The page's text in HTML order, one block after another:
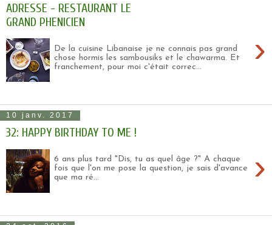
ADRESSE - RESTAURANT LE
GRAND PHENICIEN
›
De la cuisine Libanaise je ne connais pas grand
chose hormis les sambousiks et le chawarma. Et
franchement, pour moi c'était correc...
10 janv. 2017
32: HAPPY BIRTHDAY TO ME !
›
6 ans plus tard "Dis, tu as quel âge ?" A chaque
fois que l'on me pose la question, je sais d'avance
que ma ré...